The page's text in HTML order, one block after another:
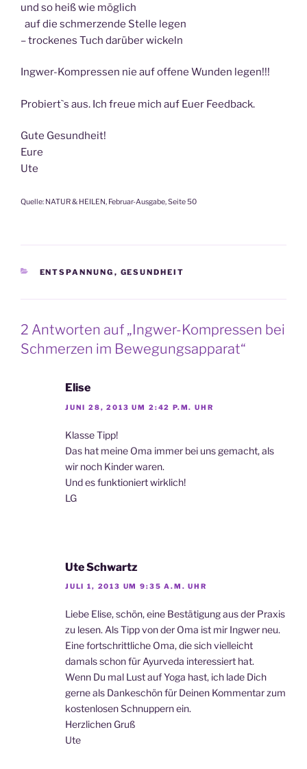
und so heiß wie möglich
auf die schmerzende Stelle legen
– trockenes Tuch darüber wickeln
Ingwer-Kompressen nie auf offene Wunden legen!!!
Probiert`s aus. Ich freue mich auf Euer Feedback.
Gute Gesundheit!
Eure
Ute
Quelle: NATUR & HEILEN, Februar-Ausgabe, Seite 50
KATEGORIEN
ENTSPANNUNG , GESUNDHEIT
2 Antworten auf „Ingwer-Kompressen bei
Schmerzen im Bewegungsapparat“
Elise
JUNI 28, 2013 UM 2:42 P.M. UHR
Klasse Tipp!
Das hat meine Oma immer bei uns gemacht, als
wir noch Kinder waren.
Und es funktioniert wirklich!
LG
Ute Schwartz
JULI 1, 2013 UM 9:35 A.M. UHR
Liebe Elise, schön, eine Bestätigung aus der Praxis
zu lesen. Als Tipp von der Oma ist mir Ingwer neu.
Eine fortschrittliche Oma, die sich vielleicht
damals schon für Ayurveda interessiert hat.
Wenn Du mal Lust auf Yoga hast, ich lade Dich
gerne als Dankeschön für Deinen Kommentar zum
kostenlosen Schnuppern ein.
Herzlichen Gruß
Ute